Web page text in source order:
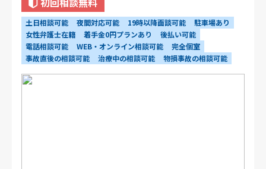
土日相談可能 夜間対応可能 19時以降面談可能
駐車場あり
女性弁護士在籍
着手金0円プランあり
後払い可能
電話相談可能
WEB・オンライン相談可能
完全個室
事故直後の相談可能
治療中の相談可能 物損事故の相談可能